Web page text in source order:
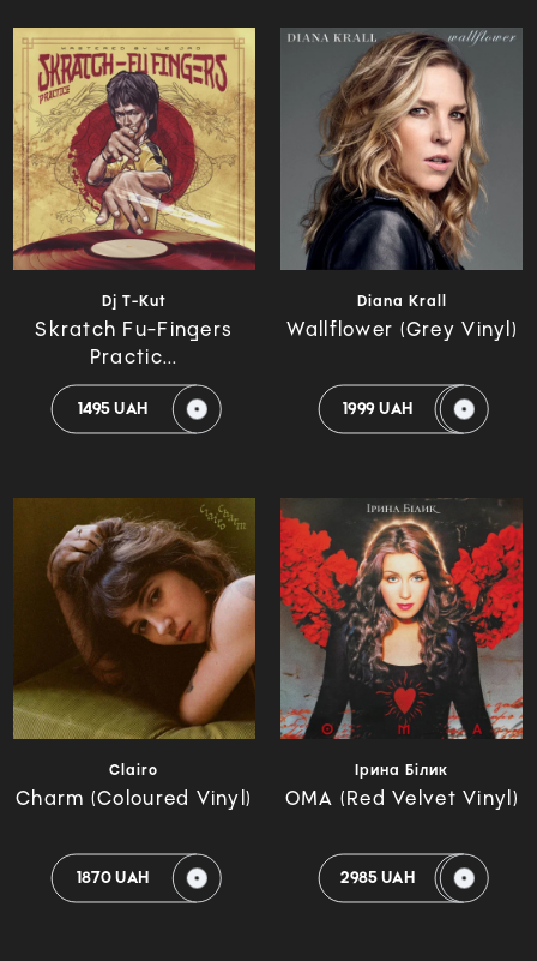
Dj T-Kut
Skratch Fu-Fingers
Practic...
1495 UAH
Diana Krall
Wallflower (Grey Vinyl)
1999 UAH
Clairo
Charm (Coloured Vinyl)
1870 UAH
Ірина Білик
ОМА (Red Velvet Vinyl)
2985 UAH